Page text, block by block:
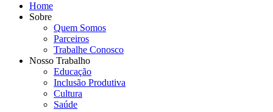
Home
Sobre
Quem Somos
Parceiros
Trabalhe Conosco
Nosso Trabalho
Educação
Inclusão Produtiva
Cultura
Saúde